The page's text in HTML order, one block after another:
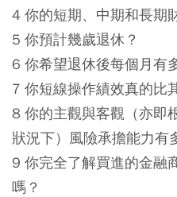
4 你的短期、中期和長期
5 你預計幾歲退休？
6 你希望退休後每個月有
7 你短線操作績效真的比
8 你的主觀與客觀（亦即
狀況下）風險承擔能力有
9 你完全了解買進的金融
嗎？